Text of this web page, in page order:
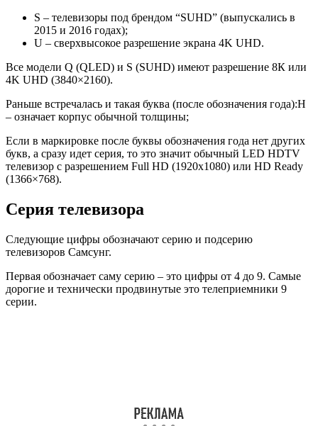
S – телевизоры под брендом “SUHD” (выпускались в
2015 и 2016 годах);
U – сверхвысокое разрешение экрана 4K UHD.
Все модели Q (QLED) и S (SUHD) имеют разрешение 8К или
4K UHD (3840×2160).
Раньше встречалась и такая буква (после обозначения года):Н
– означает корпус обычной толщины;
Если в маркировке после буквы обозначения года нет других
букв, а сразу идет серия, то это значит обычный LED HDTV
телевизор с разрешением Full HD (1920х1080) или HD Ready
(1366×768).
Серия телевизора
Следующие цифры обозначают серию и подсерию
телевизоров Самсунг.
Первая обозначает саму серию – это цифры от 4 до 9. Самые
дорогие и технически продвинутые это телеприемники 9
серии.